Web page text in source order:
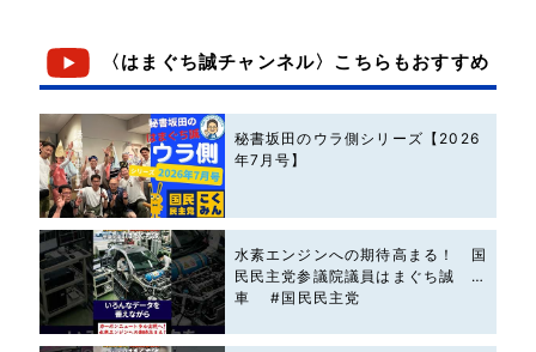
〈はまぐち誠チャンネル〉こちらもおすすめ
秘書坂田のウラ側シリーズ【2026
年7月号】
水素エンジンへの期待高まる！ 国
民民主党参議院議員はまぐち誠 #
車 #国民民主党